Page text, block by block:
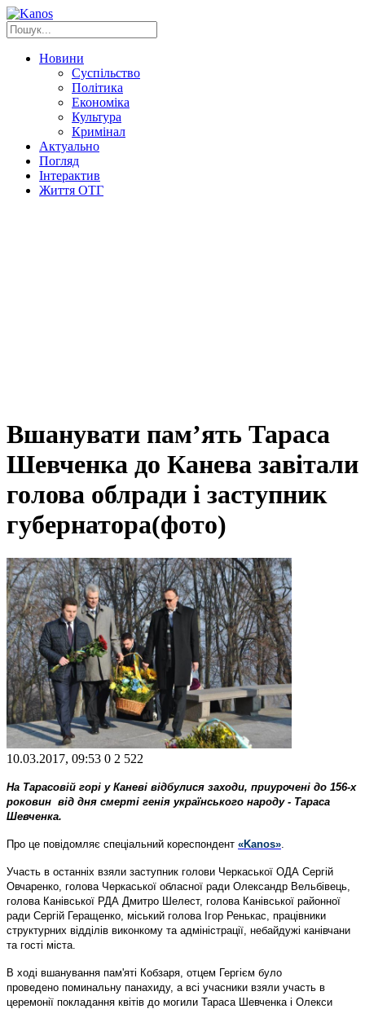
Новини
Суспільство
Політика
Економіка
Культура
Кримінал
Актуально
Погляд
Інтерактив
Життя ОТГ
Вшанувати пам’ять Тараса
Шевченка до Канева завітали
голова облради і заступник
губернатора(фото)
10.03.2017, 09:53 0 2 522
На Тарасовій горі у Каневі відбулися заходи, приурочені до 156-х
роковин від дня смерті генія українського народу - Тараса
Шевченка.
Про це повідомляє спеціальний кореспондент «Kanos»
Участь в останніх взяли заступник голови Черкаської ОДА Сергій
Овчаренко, голова Черкаської обласної ради Олександр Вельбівець,
голова Канівської РДА Дмитро Шелест, голова Канівської районної
ради Сергій Геращенко, міський голова Ігор Ренькас, працівники
структурних відділів виконкому та адміністрації, небайдужі канівчани
та гості міста.
В ході вшанування пам'яті Кобзаря, отцем Гергієм було
проведено поминальну панахиду, а всі учасники взяли участь в
церемонії покладання квітів до могили Тараса Шевченка і Олекси